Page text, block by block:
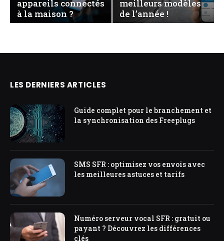
appareils connectés
à la maison ?
meilleurs modèles
de l’année !
LES DERNIERS ARTICLES
Guide complet pour le branchement et
la synchronisation des Freeplugs
SMS SFR : optimisez vos envois avec
les meilleures astuces et tarifs
Numéro serveur vocal SFR : gratuit ou
payant ? Découvrez les différences
clés